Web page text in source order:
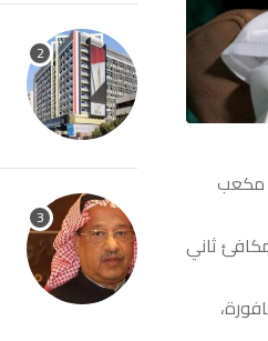
بنسبة 63% بحلول 2030، لتبلغ 21.3 مليار قدم مكعب
مكافئ ثاني